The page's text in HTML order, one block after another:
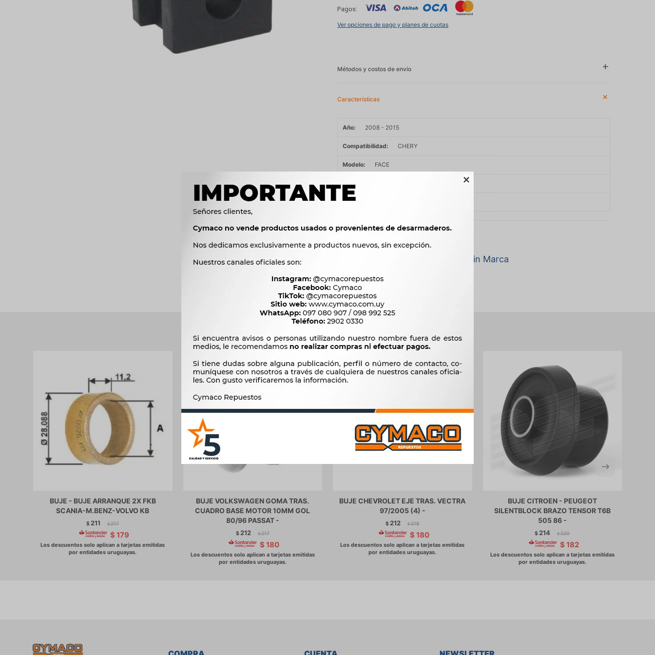

Pagos:
Ver opciones de pago y planes de cuotas
Métodos y costos de envío
Características
Año 2008 - 2015
Compatibilidad CHERY
Modelo FACE
Motor
OEM
Ver mas productos de la marca Sin Marca
Productos que te pueden interesar
BUJE - BUJE ARRANQUE 2X FKB
SCANIA-M.BENZ-VOLVO KB
$ 211 $ 217
$ 179
BUJE VOLKSWAGEN GOMA TRAS.
CUADRO BASE MOTOR 10MM GOL
80/96 PASSAT -
$ 212 $ 217
$ 180
BUJE CHEVROLET EJE TRAS. VECTRA
97/2005 (4) -
$ 212 $ 218
$ 180
BUJE CITROEN - PEUGEOT
SILENTBLOCK BRAZO TENSOR T6B
505 86 -
$ 214 $ 220
$ 182